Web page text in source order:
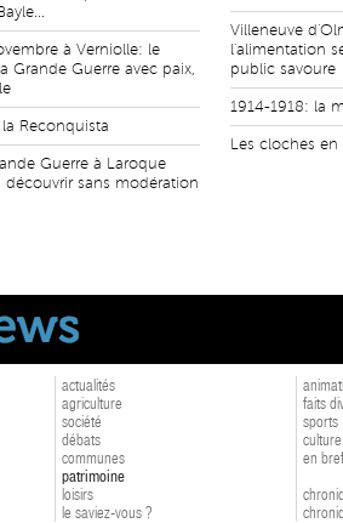
à Verniolle: le
Grande Guerre avec paix,
Reconquista
Guerre à Laroque
sans modération
Villeneuve
l'alimentation
public savoure
1914-1918: la
Les cloches
actualités
agriculture
société
débats
communes
patrimoine
loisirs
le saviez-vous ?
faits
sports
culture
en bref